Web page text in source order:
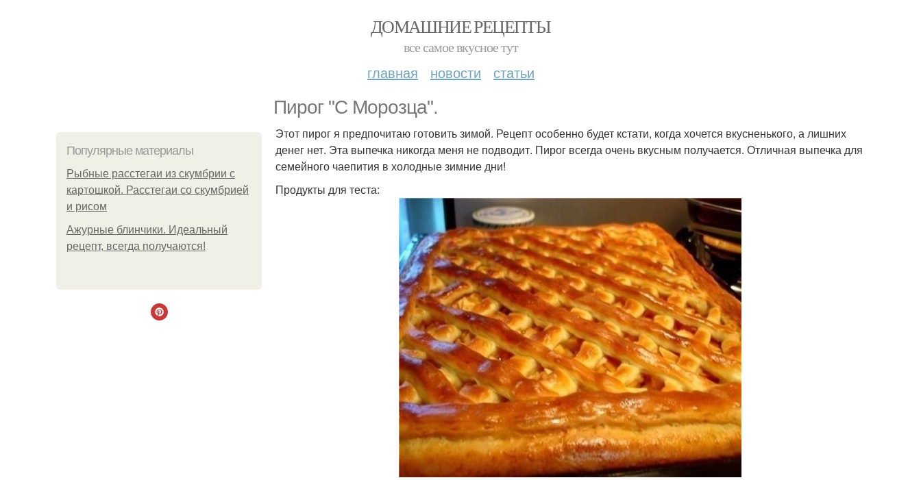
ДОМАШНИЕ РЕЦЕПТЫ
все самое вкусное тут
главная новости статьи
Пирог "С Морозца".
Популярные материалы
Рыбные расстегаи из скумбрии с
картошкой. Расстегаи со скумбрией
и рисом
Ажурные блинчики. Идеальный
рецепт, всегда получаются!
Этот пирог я предпочитаю готовить зимой. Рецепт особенно будет кстати, когда хочется вкусненького, а лишних
денег нет. Эта выпечка никогда меня не подводит. Пирог всегда очень вкусным получается. Отличная выпечка для
семейного чаепития в холодные зимние дни!
Продукты для теста: